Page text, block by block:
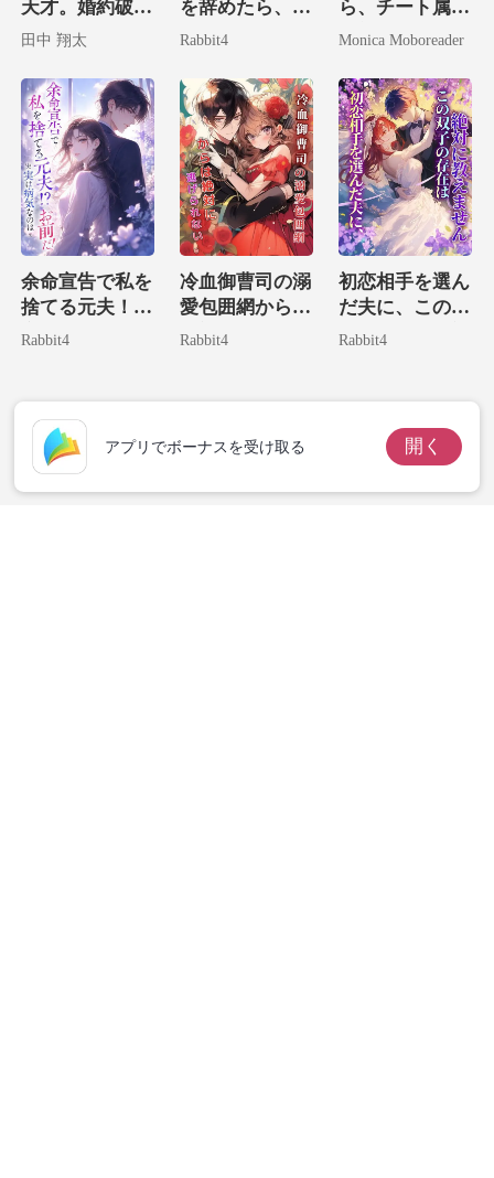
天才。婚約破棄
した彼らにざま
田中 翔太
を辞めたら、私
にすがりつく狂
Rabbit4
ら、チート属性
全部盛りの私が
されました。
Monica Moboreader
余命宣告で私を
捨てる元夫！？
実は病気なのは
Rabbit4
冷血御曹司の溺
愛包囲網からは
絶対に逃げられ
Rabbit4
初恋相手を選ん
だ夫に、この双
子の存在は絶対
Rabbit4
アプリでボーナスを受け取る 開く